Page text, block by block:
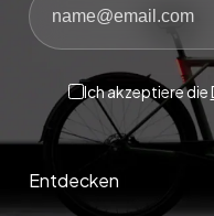
Ich akzeptiere die
Entdecken